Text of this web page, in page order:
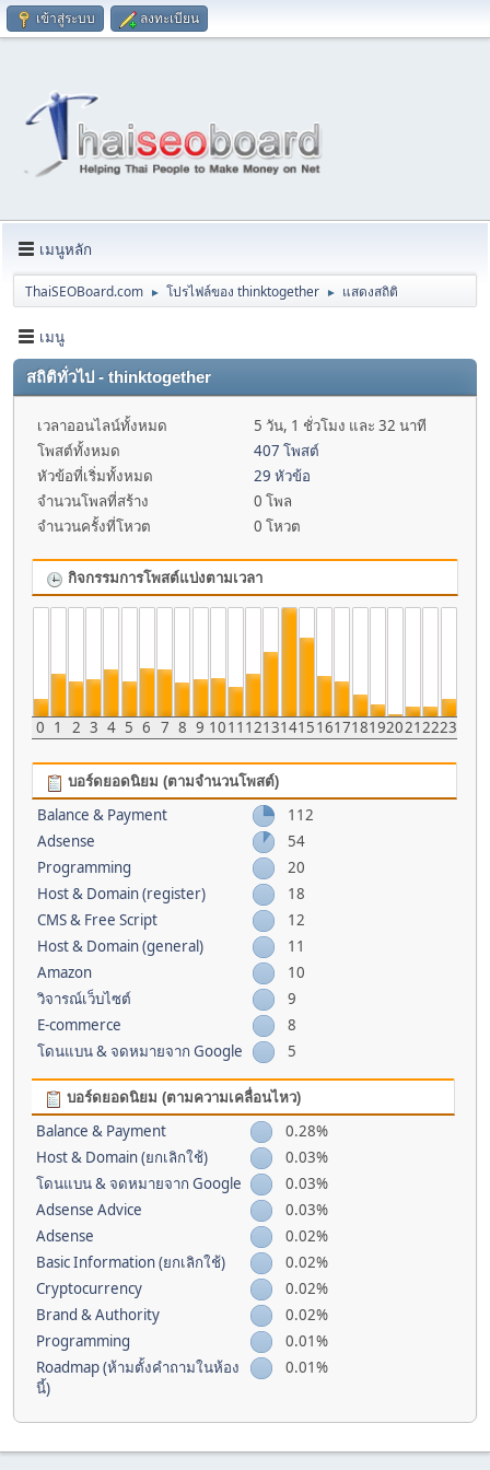
เข้าสู่ระบบ ลงทะเบียน
เมนูหลัก
ThaiSEOBoard.com ► โปรไฟล์ของ thinktogether ► แสดงสถิติ
เมนู
สถิติทั่วไป - thinktogether
เวลาออนไลน์ทั้งหมด
5 วัน, 1 ชั่วโมง และ 32 นาที
โพสต์ทั้งหมด
407 โพสต์
หัวข้อที่เริ่มทั้งหมด
29 หัวข้อ
จำนวนโพลที่สร้าง
0 โพล
จำนวนครั้งที่โหวต
0 โหวต
กิจกรรมการโพสต์แบ่งตามเวลา
0 1 2 3 4 5 6 7 8 9 1011 121314151617181920212223
บอร์ดยอดนิยม (ตามจำนวนโพสต์)
Balance & Payment
112
Adsense
54
Programming
20
Host & Domain (register)
18
CMS & Free Script
12
Host & Domain (general)
11
Amazon
10
วิจารณ์เว็บไซต์
9
E-commerce
8
โดนแบน & จดหมายจาก Google
5
บอร์ดยอดนิยม (ตามความเคลื่อนไหว)
Balance & Payment
0.28%
Host & Domain (ยกเลิกใช้)
0.03%
โดนแบน & จดหมายจาก Google
0.03%
Adsense Advice
0.03%
Adsense
0.02%
Basic Information (ยกเลิกใช้)
0.02%
Cryptocurrency
0.02%
Brand & Authority
0.02%
Programming
0.01%
Roadmap (ห้ามตั้งคำถามในห้อง
นี้)
0.01%